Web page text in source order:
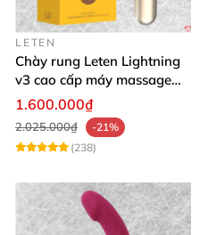
LETEN
Chày rung Leten Lightning
v3 cao cấp máy massage
kích thích mạnh
1.600.000₫
2.025.000₫
-21%
(238)